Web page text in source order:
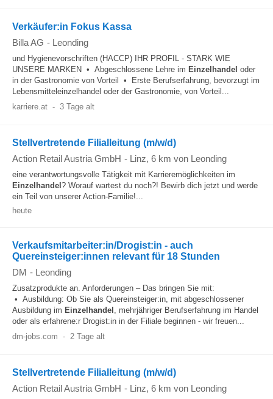
Verkäufer:in Fokus Kassa
Billa AG - Leonding
und Hygienevorschriften (HACCP) IHR PROFIL - STARK WIE
UNSERE MARKEN • Abgeschlossene Lehre im Einzelhandel oder
in der Gastronomie von Vorteil • Erste Berufserfahrung, bevorzugt im
Lebensmitteleinzelhandel oder der Gastronomie, von Vorteil...
karriere.at - 3 Tage alt
Stellvertretende Filialleitung (m/w/d)
Action Retail Austria GmbH - Linz, 6 km von Leonding
eine verantwortungsvolle Tätigkeit mit Karrieremöglichkeiten im
Einzelhandel ? Worauf wartest du noch?! Bewirb dich jetzt und werde
ein Teil von unserer Action-Familie!...
heute
Verkaufsmitarbeiter:in/Drogist:in - auch
Quereinsteiger:innen relevant für 18 Stunden
DM - Leonding
Zusatzprodukte an. Anforderungen – Das bringen Sie mit:
• Ausbildung: Ob Sie als Quereinsteiger:in, mit abgeschlossener
Ausbildung im Einzelhandel , mehrjähriger Berufserfahrung im Handel
oder als erfahrene:r Drogist:in in der Filiale beginnen - wir freuen...
dm-jobs.com - 2 Tage alt
Stellvertretende Filialleitung (m/w/d)
Action Retail Austria GmbH - Linz, 6 km von Leonding